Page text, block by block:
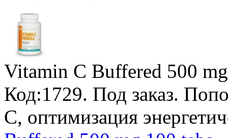
Vitamin C Buffered 500
Код:1729. Под заказ.
С, оптимизация